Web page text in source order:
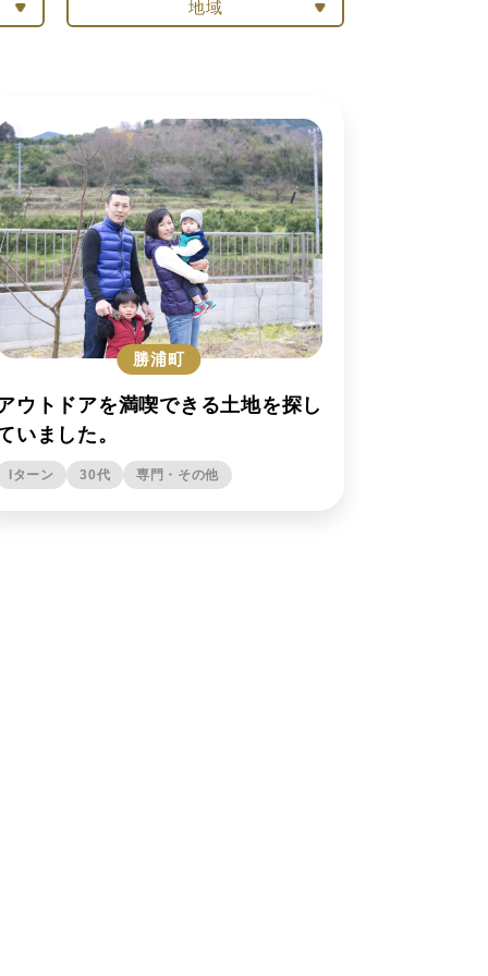
地域
勝浦町
ウトドアを満喫できる土地を探し
いました。
Iターン 30代 専門・その他